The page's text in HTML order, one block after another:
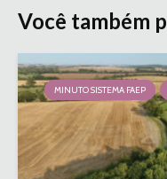
Você também
MINUTO SISTEMA FAEP